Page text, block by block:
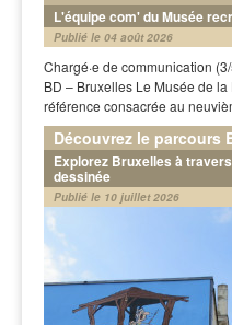
L'équipe com' du Musée
Publié le 04 août 2026
Chargé·e de communication
BD – Bruxelles Le Musée de
référence consacrée au
Découvrez le parcours
Explorez Bruxelles à
dessinée
Publié le 10 juillet 2026